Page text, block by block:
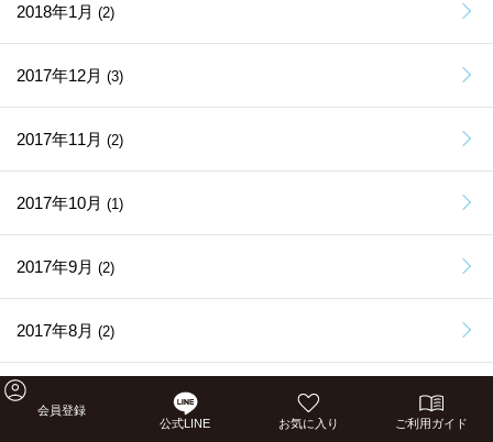
2018年1月 (2)
2017年12月 (3)
2017年11月 (2)
2017年10月 (1)
2017年9月 (2)
2017年8月 (2)
2017年7月
会員登録
公式LINE
お気に入り ご利用ガイド